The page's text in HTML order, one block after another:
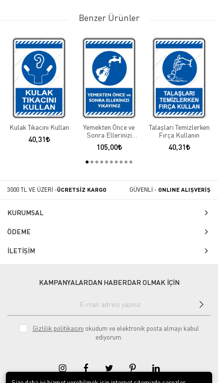
Benzer Ürünler
Kulak Tıkacını Kullan
40,31
Yemekten Önce ve
Sonra Ellerinizi
Yıkayınız
105,00
Talaşları Temizlerken
Fırça Kullanın
40,31
3000 TL VE ÜZERİ -ÜCRETSİZ KARGO GÜVENLİ - ONLINE ALIŞVERİŞ
KURUMSAL
ÖDEME
İLETİŞİM
KAMPANYALARDAN HABERDAR OLMAK İÇİN
Gizlilik politikasını okudum ve elektronik posta almayı kabul
ediyorum.